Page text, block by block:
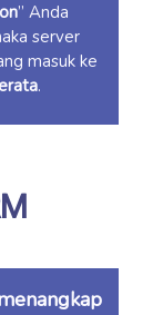
” Anda
server
masuk ke
.